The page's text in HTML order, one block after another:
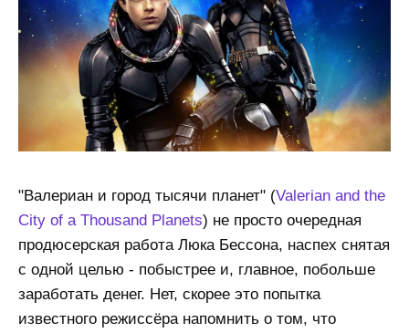
"Валериан и город тысячи планет" (Valerian and the
City of a Thousand Planets) не просто очередная
продюсерская работа Люка Бессона, наспех снятая
с одной целью - побыстрее и, главное, побольше
заработать денег. Нет, скорее это попытка
известного режиссёра напомнить о том, что